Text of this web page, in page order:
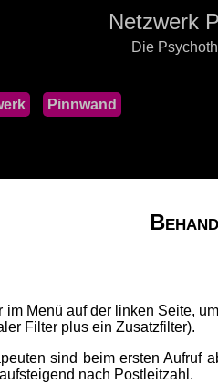
Netzwerk
Die
Pinnwand
Menü auf der linken Seite,
Filter plus ein Zusatzfilter).
sind beim ersten Aufruf
nach Postleitzahl.